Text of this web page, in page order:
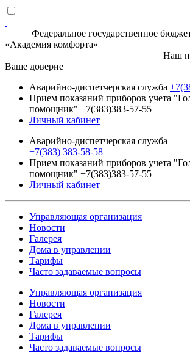
Федеральное государственное
«Академия комфорта»
Наш
Ваше доверие
Аварийно-диспетчерская служба
Прием показаний приборов учета
помощник" +7(383)383-57-55
Личный кабинет
Аварийно-диспетчерская служба
+7(383) 383-58-58
Прием показаний приборов учета
помощник" +7(383)383-57-55
Личный кабинет
Управляющая организация
Новости
Галерея
Дома в управлении
Тарифы
Часто задаваемые вопросы
Управляющая организация
Новости
Галерея
Дома в управлении
Тарифы
Часто задаваемые вопросы